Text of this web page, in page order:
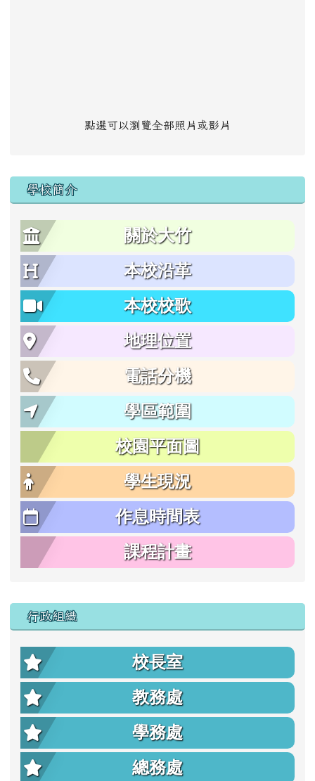
點選可以瀏覽全部照片或影片
學校簡介
關於大竹
本校沿革
本校校歌
地理位置
電話分機
學區範圍
校園平面圖
學生現況
作息時間表
課程計畫
行政組織
校長室
教務處
學務處
總務處